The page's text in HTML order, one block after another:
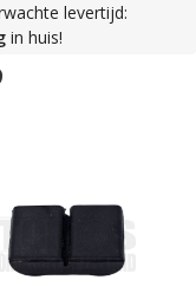
levertijd:
in huis!